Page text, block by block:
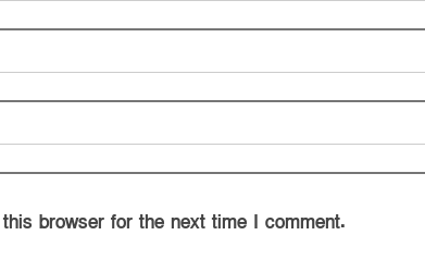
browser for the next time I comment.